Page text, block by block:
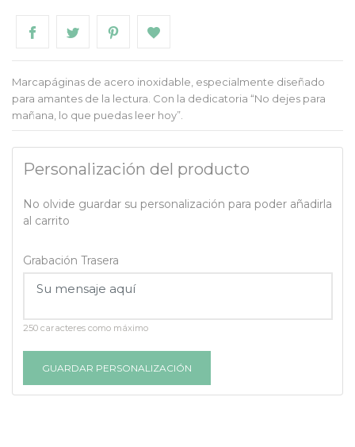
Marcapáginas de acero inoxidable, especialmente diseñado
para amantes de la lectura. Con la dedicatoria “No dejes para
mañana, lo que puedas leer hoy”.
Personalización del producto
No olvide guardar su personalización para poder añadirla
al carrito
Grabación Trasera
250 caracteres como máximo
GUARDAR PERSONALIZACIÓN